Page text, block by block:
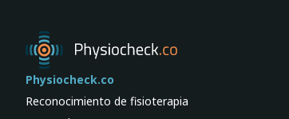
Physiocheck.co
Reconocimiento de fisioterapia